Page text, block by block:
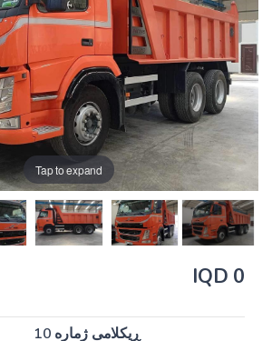
Tap to expand
0 IQD
ڕیکلامی ژمارە 10